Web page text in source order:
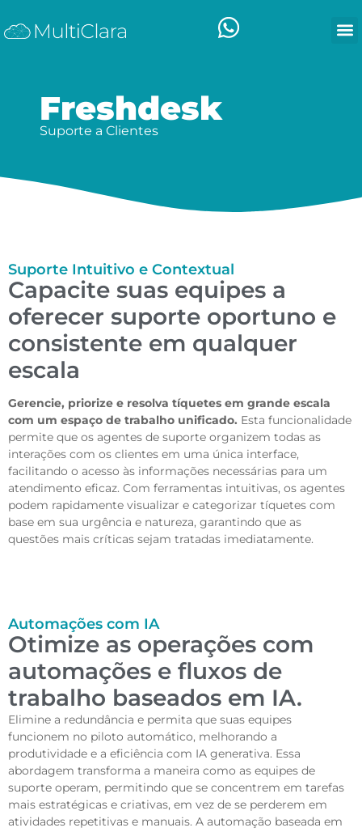
Freshdesk
Suporte a Clientes
Suporte Intuitivo e Contextual
Capacite suas equipes a
oferecer suporte oportuno e
consistente em qualquer
escala
Gerencie, priorize e resolva tíquetes em grande escala
com um espaço de trabalho unificado. Esta funcionalidade
permite que os agentes de suporte organizem todas as
interações com os clientes em uma única interface,
facilitando o acesso às informações necessárias para um
atendimento eficaz. Com ferramentas intuitivas, os agentes
podem rapidamente visualizar e categorizar tíquetes com
base em sua urgência e natureza, garantindo que as
questões mais críticas sejam tratadas imediatamente.
Automações com IA
Otimize as operações com
automações e fluxos de
trabalho baseados em IA.
Elimine a redundância e permita que suas equipes
funcionem no piloto automático, melhorando a
produtividade e a eficiência com IA generativa. Essa
abordagem transforma a maneira como as equipes de
suporte operam, permitindo que se concentrem em tarefas
mais estratégicas e criativas, em vez de se perderem em
atividades repetitivas e manuais. A automação baseada em